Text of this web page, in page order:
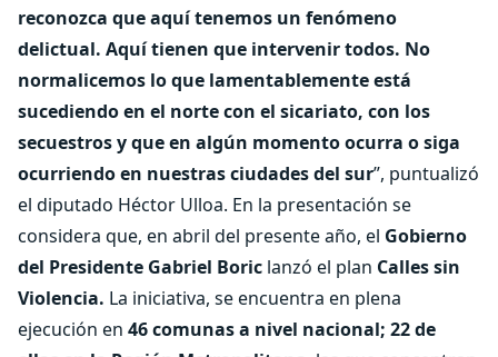
reconozca que aquí tenemos un fenómeno
delictual. Aquí tienen que intervenir todos. No
normalicemos lo que lamentablemente está
sucediendo en el norte con el sicariato, con los
secuestros y que en algún momento ocurra o siga
ocurriendo en nuestras ciudades del sur”, puntualizó
el diputado Héctor Ulloa. En la presentación se
considera que, en abril del presente año, el Gobierno
del Presidente Gabriel Boric lanzó el plan Calles sin
Violencia. La iniciativa, se encuentra en plena
ejecución en 46 comunas a nivel nacional; 22 de